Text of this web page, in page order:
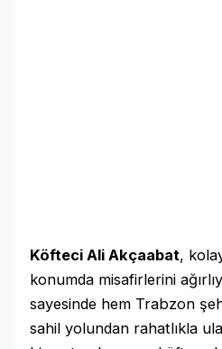
Köfteci Ali Akçaabat,
konumda misafirlerini
sayesinde hem Trabzon
sahil yolundan rahatlıkla